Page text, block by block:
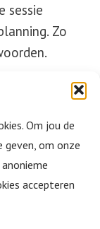
Om jou de
om onze
accepteren
sessie
Zo
samen.
ons op
kan